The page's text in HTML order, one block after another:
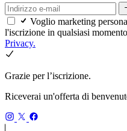
Voglio marketing
l'iscrizione in qualsiasi
Privacy.
Grazie per l’iscrizione.
Riceverai un'offerta di